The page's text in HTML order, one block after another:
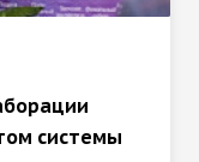
системы